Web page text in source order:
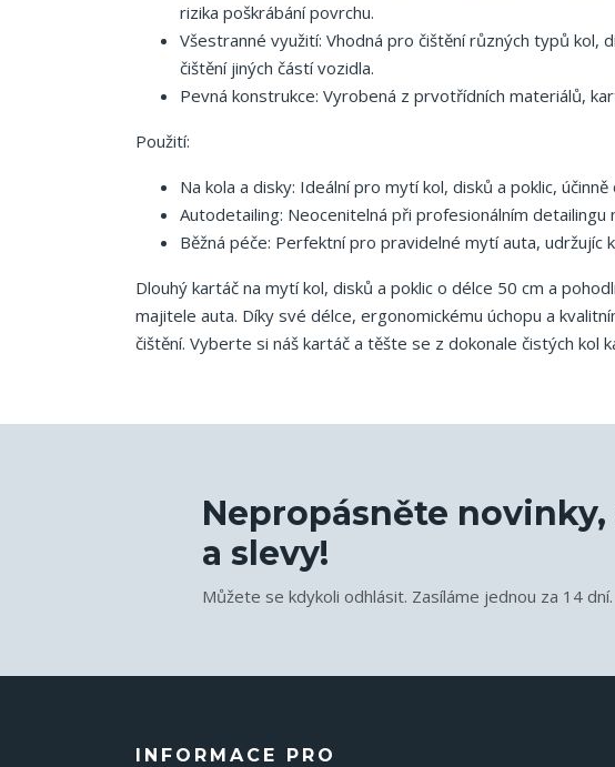
rizika poškrábání povrchu.
Všestranné využití: Vhodná pro čištění různých typů kol,
čištění jiných částí vozidla.
Pevná konstrukce: Vyrobená z prvotřídních materiálů,
Použití:
Na kola a disky: Ideální pro mytí kol, disků a poklic,
Autodetailing: Neocenitelná při profesionálním
Běžná péče: Perfektní pro pravidelné mytí auta, udržujíc
Dlouhý kartáč na mytí kol, disků a poklic o délce 50 cm a
majitele auta. Díky své délce, ergonomickému úchopu a
čištění. Vyberte si náš kartáč a těšte se z dokonale čistých kol
Nepropásněte novinky,
a slevy!
Můžete se kdykoli odhlásit. Zasíláme jednou za 14 dní.
INFORMACE PRO